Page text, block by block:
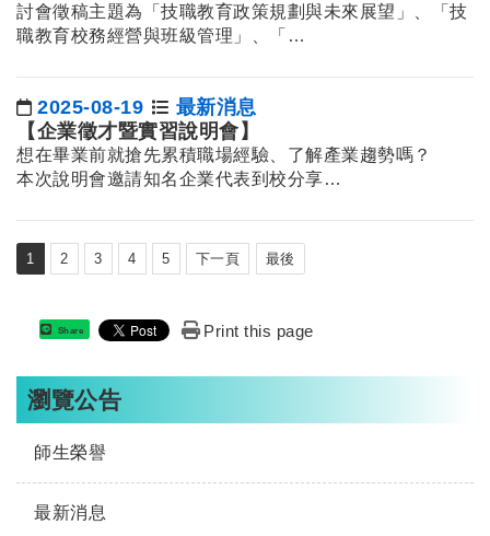
討會徵稿主題為「技職教育政策規劃與未來展望」、「技
職教育校務經營與班級管理」、「…
日期：
2025-08-19
最新消息
【企業徵才暨實習說明會】
想在畢業前就搶先累積職場經驗、了解產業趨勢嗎？
本次說明會邀請知名企業代表到校分享…
1 2 3 4 5 下一頁 最後
Share Print this page
瀏覽公告
師生榮譽
最新消息